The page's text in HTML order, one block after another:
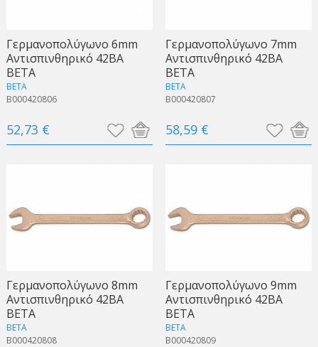
Γερμανοπολύγωνo 6mm
Αντισπινθηρικό 42BA
BETA
BETA
B000420806
52,73 €
Γερμανοπολύγωνo 7mm
Αντισπινθηρικό 42BA
BETA
BETA
B000420807
58,59 €
Γερμανοπολύγωνo 8mm
Αντισπινθηρικό 42BA
BETA
BETA
B000420808
Γερμανοπολύγωνo 9mm
Αντισπινθηρικό 42BA
BETA
BETA
B000420809